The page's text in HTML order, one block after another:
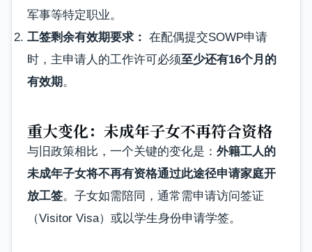
军事等特定职业。
工签剩余有效期要求： 在配偶提交SOWP申请
时，主申请人的工作许可必须至少还有16个月的
有效期 。
重大变化：未成年子女不再符合资格
与旧政策相比，一个关键的变化是： 外籍工人的
未成年子女将不再有资格通过此途径申请家庭开
放工签。子女如需陪同，通常需申请访问签证
（Visitor Visa）或以学生身份申请学签。